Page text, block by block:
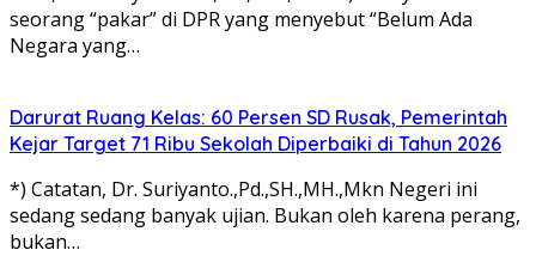
seorang “pakar” di DPR yang menyebut “Belum Ada
Negara yang…
Darurat Ruang Kelas: 60 Persen SD Rusak, Pemerintah
Kejar Target 71 Ribu Sekolah Diperbaiki di Tahun 2026
*) Catatan, Dr. Suriyanto.,Pd.,SH.,MH.,Mkn Negeri ini
sedang sedang banyak ujian. Bukan oleh karena perang,
bukan…